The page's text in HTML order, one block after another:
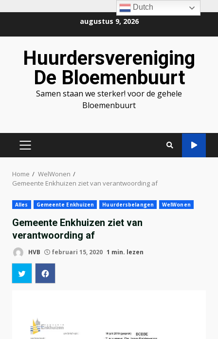
inhoud
augustus 9, 2026
Huurdersvereniging
De Bloemenbuurt
Samen staan we sterker! voor de gehele
Bloemenbuurt
PRIMAIR
Home
WelWonen
Gemeente Enkhuizen ziet van verantwoording af
Alles Gemeente Enkhuizen Huurdersbelangen WelWonen
Gemeente Enkhuizen ziet van
verantwoording af
HVB februari 15, 2020 1 min. lezen
Dutch